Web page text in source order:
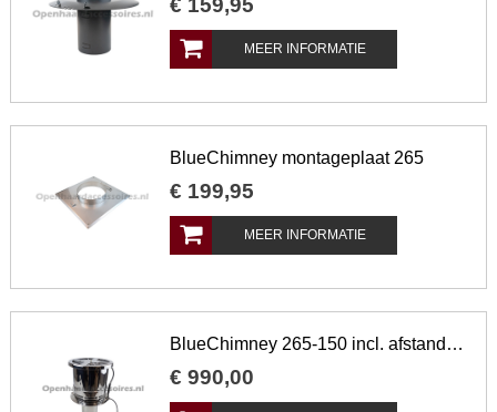
€ 159,95
MEER INFORMATIE
BlueChimney montageplaat 265
€ 199,95
MEER INFORMATIE
BlueChimney 265-150 incl. afstandsbediening, rvs
€ 990,00